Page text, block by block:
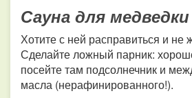
Сауна для медведки
Хотите с ней расправиться и не
Сделайте ложный парник:
посейте там подсолнечник и
масла (нерафинированного!).